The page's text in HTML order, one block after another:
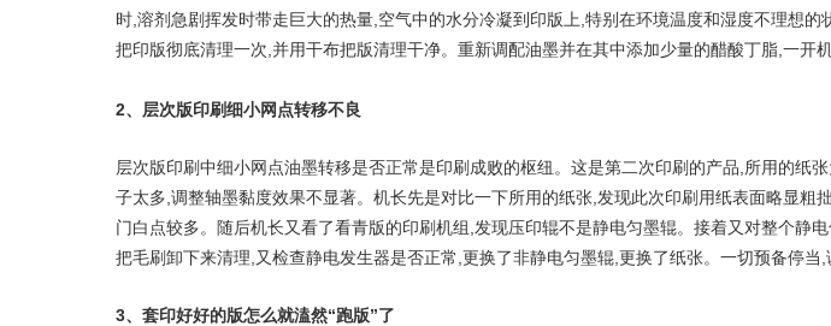
时,溶剂急剧挥发时带走巨大的热量,空气中的水分冷凝到印版上,特别在环境温度和湿度不理想
把印版彻底清理一次,并用干布把版清理干净。重新调配油墨并在其中添加少量的醋酸丁脂,一开
2、层次版印刷细小网点转移不良
层次版印刷中细小网点油墨转移是否正常是印刷成败的枢纽。这是第二次印刷的产品,所用的
子太多,调整轴墨黏度效果不显著。机长先是对比一下所用的纸张,发现此次印刷用纸表面略显
门白点较多。随后机长又看了看青版的印刷机组,发现压印辊不是静电匀墨辊。接着又对整个
把毛刷卸下来清理,又检查静电发生器是否正常,更换了非静电匀墨辊,更换了纸张。一切预备停
3、套印好好的版怎么就溘然“跑版”了